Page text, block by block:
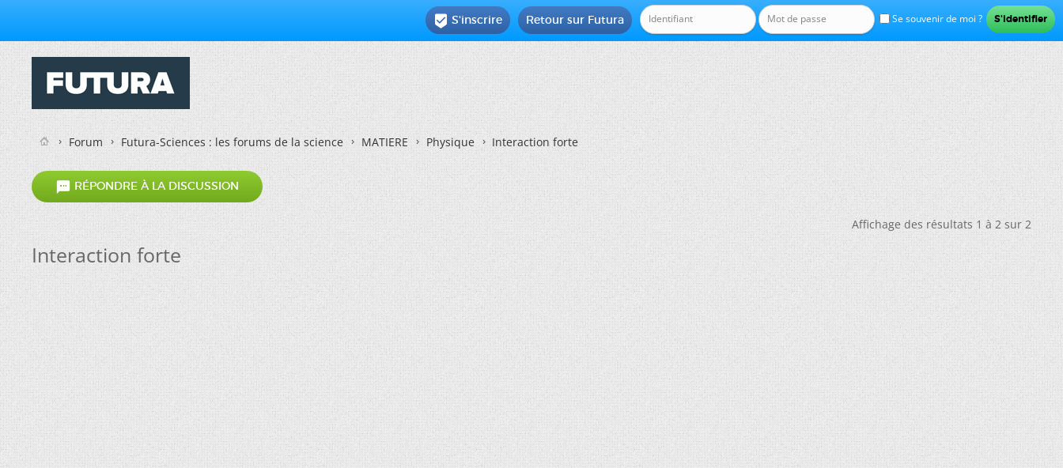
Se souvenir de moi ?
Retour sur Futura
 S'inscrire
Forum Futura-Sciences : les forums de la science MATIERE Physique Interaction forte
 RÉPONDRE À LA DISCUSSION
Affichage des résultats 1 à 2 sur 2
Interaction forte